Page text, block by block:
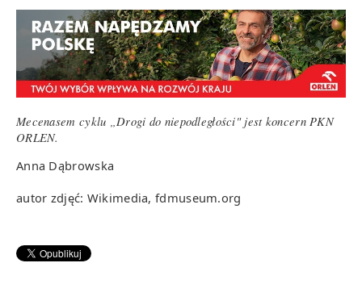
Mecenasem cyklu „Drogi do niepodległości" jest koncern PKN
ORLEN.
Anna Dąbrowska
autor zdjęć: Wikimedia, fdmuseum.org